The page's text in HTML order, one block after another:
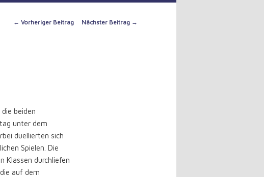
Post
← Vorheriger Beitrag Nächster Beitrag →
beiden
unter dem
duellierten sich
Spielen. Die
Klassen durchliefen
auf dem